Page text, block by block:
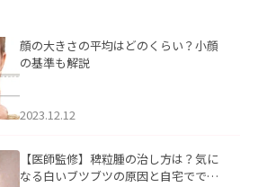
顔の大きさの平均はどのくらい？小顔
の基準も解説
2023.12.12
【医師監修】稗粒腫の治し方は？気に
なる白いブツブツの原因と自宅ででき